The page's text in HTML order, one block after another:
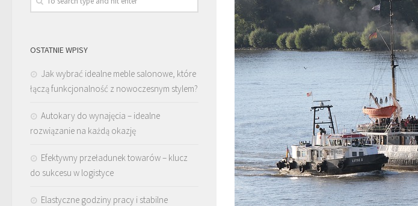
OSTATNIE WPISY
Jak wybrać idealne meble salonowe, które
łączą funkcjonalność z nowoczesnym stylem?
Autokary do wynajęcia – idealne
rozwiązanie na każdą okazję
Efektywny przeładunek towarów – klucz
do sukcesu w logistyce
Elastyczne godziny pracy i stabilne